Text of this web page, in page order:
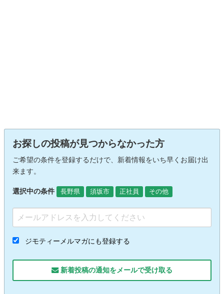
お探しの投稿が見つからなかった方
ご希望の条件を登録するだけで、新着情報をいち早くお届け出
来ます。
選択中の条件 長野県 須坂市 正社員 その他
ジモティーメルマガにも登録する
新着投稿の通知をメールで受け取る